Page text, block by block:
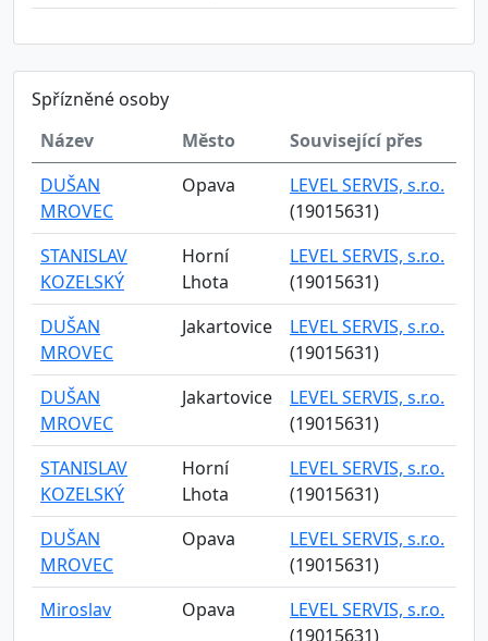
Spřízněné osoby
Název
Město
Související přes
DUŠAN
MROVEC
Opava
LEVEL SERVIS, s.r.o.
(19015631)
STANISLAV
KOZELSKÝ
Horní
Lhota
LEVEL SERVIS, s.r.o.
(19015631)
DUŠAN
MROVEC
Jakartovice
LEVEL SERVIS, s.r.o.
(19015631)
DUŠAN
MROVEC
Jakartovice
LEVEL SERVIS, s.r.o.
(19015631)
STANISLAV
KOZELSKÝ
Horní
Lhota
LEVEL SERVIS, s.r.o.
(19015631)
DUŠAN
MROVEC
Opava
LEVEL SERVIS, s.r.o.
(19015631)
Miroslav
Opava
LEVEL SERVIS, s.r.o.
(19015631)